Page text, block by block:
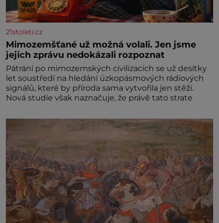
21stoleti.cz
Mimozemšťané už možná volali. Jen jsme
jejich zprávu nedokázali rozpoznat
Pátrání po mimozemských civilizacích se už desítky
let soustředí na hledání úzkopásmových rádiových
signálů, které by příroda sama vytvořila jen stěží.
Nová studie však naznačuje, že právě tato strate